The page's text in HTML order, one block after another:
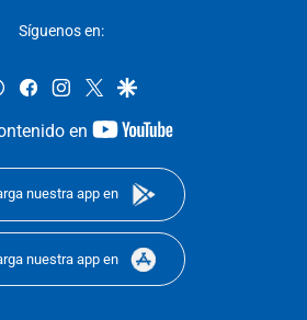
Síguenos en:
whatsappfacebookinstagram
twittergoogle
en
youtube-
nuestra app en
nuestra app en